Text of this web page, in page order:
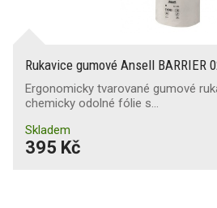
Rukavice gumové Ansell BARRIER
Ergonomicky tvarované gumové
chemicky odolné fólie s…
Skladem
395 Kč